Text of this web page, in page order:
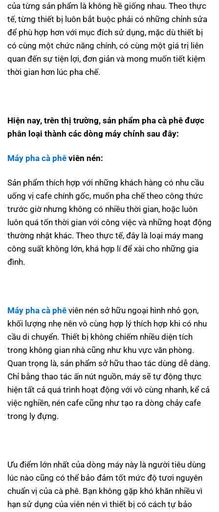
của từng sản phẩm là không hề giống nhau. Theo thực
tế, từng thiết bị luôn bắt buộc phải có những chỉnh sửa
để phù hợp hơn với mục đích sử dụng, mặc dù thiết bị
có cùng một chức năng chính, có cùng một giá trị liên
quan đến sự tiện lợi, đơn giản và mong muốn tiết kiệm
thời gian hơn lúc pha chế.
Hiện nay, trên thị trường, sản phẩm pha cà phê được
phân loại thành các dòng máy chính sau đây:
Máy pha cà phê viên nén:
Sản phẩm thích hợp với những khách hàng có nhu cầu
uống vị cafe chính gốc, muốn pha chế theo công thức
trước giờ nhưng không có nhiều thời gian, hoặc luôn
luôn quá tốn thời gian với công việc và những hoạt động
thường nhật khác. Theo thực tế, đây là loại máy mang
công suất không lớn, khá hợp lí để xài cho những gia
đình.
Máy pha cà phê viên nén sở hữu ngoại hình nhỏ gọn,
khối lượng nhẹ nên vô cùng hợp lý thích hợp khi có nhu
cầu di chuyển. Thiết bị không chiếm nhiều diện tích
trong không gian nhà cũng như khu vực văn phòng.
Quan trọng là, sản phẩm sở hữu thao tác dùng dễ dàng.
Chỉ bằng thao tác ấn nút nguồn, máy sẽ tự động thực
hiện tất cả quá trình hoạt động với vô cùng nhanh, kể cả
việc nghiền, nén cafe cũng như tạo ra dòng chảy cafe
trong ly đựng.
Ưu điểm lớn nhất của dòng máy này là người tiêu dùng
lúc nào cũng có thể bảo đảm tốt mức độ tươi nguyên
chuẩn vị của cà phê. Bạn không gặp khó khăn nhiều vì
hạn sử dụng của viên nén vì thiết bị có cách tự bảo